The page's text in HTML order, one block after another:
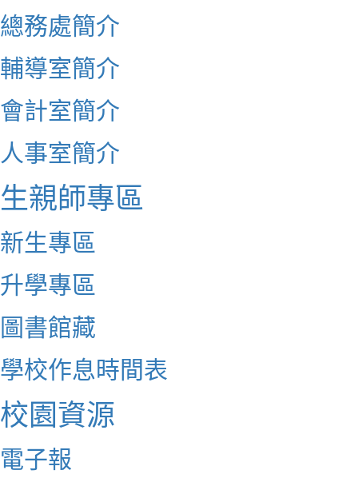
總務處簡介
輔導室簡介
會計室簡介
人事室簡介
生親師專區
新生專區
升學專區
圖書館藏
學校作息時間表
校園資源
電子報